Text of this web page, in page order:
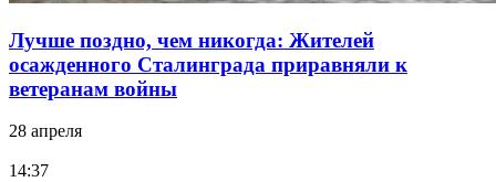
Лучше поздно, чем никогда: Жителей
осажденного Сталинграда приравняли к
ветеранам войны
28 апреля
14:37